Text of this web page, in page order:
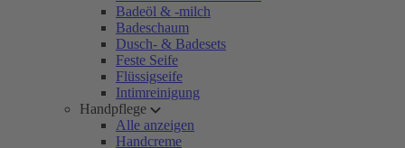
Badeöl & -milch
Badeschaum
Dusch- & Badesets
Feste Seife
Flüssigseife
Intimreinigung
Handpflege
Alle anzeigen
Handcreme